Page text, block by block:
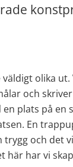
väldigt olika
och
plats på en
En
trygg och det
här har vi